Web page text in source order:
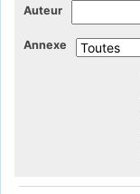
Auteur
Annexe